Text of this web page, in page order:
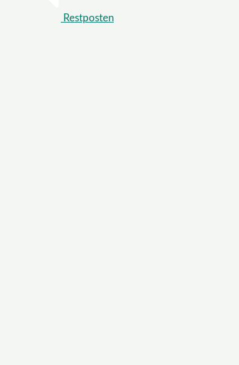
Restposten